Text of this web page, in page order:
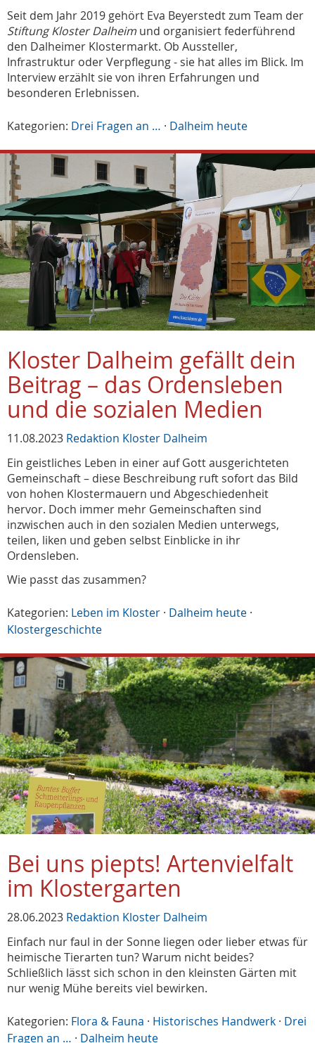
Seit dem Jahr 2019 gehört Eva Beyerstedt zum Team der
Stiftung Kloster Dalheim und organisiert federführend
den Dalheimer Klostermarkt. Ob Aussteller,
Infrastruktur oder Verpflegung - sie hat alles im Blick. Im
Interview erzählt sie von ihren Erfahrungen und
besonderen Erlebnissen.
Kategorien: Drei Fragen an … · Dalheim heute
Kloster Dalheim gefällt dein
Beitrag – das Ordensleben
und die sozialen Medien
11.08.2023 Redaktion Kloster Dalheim
Ein geistliches Leben in einer auf Gott ausgerichteten
Gemeinschaft – diese Beschreibung ruft sofort das Bild
von hohen Klostermauern und Abgeschiedenheit
hervor. Doch immer mehr Gemeinschaften sind
inzwischen auch in den sozialen Medien unterwegs,
teilen, liken und geben selbst Einblicke in ihr
Ordensleben.
Wie passt das zusammen?
Kategorien: Leben im Kloster · Dalheim heute ·
Klostergeschichte
Bei uns piepts! Artenvielfalt
im Klostergarten
28.06.2023 Redaktion Kloster Dalheim
Einfach nur faul in der Sonne liegen oder lieber etwas für
heimische Tierarten tun? Warum nicht beides?
Schließlich lässt sich schon in den kleinsten Gärten mit
nur wenig Mühe bereits viel bewirken.
Kategorien: Flora & Fauna · Historisches Handwerk · Drei
Fragen an … · Dalheim heute